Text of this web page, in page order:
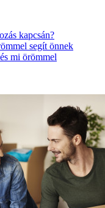
kapcsán?
segít önnek
mi örömmel